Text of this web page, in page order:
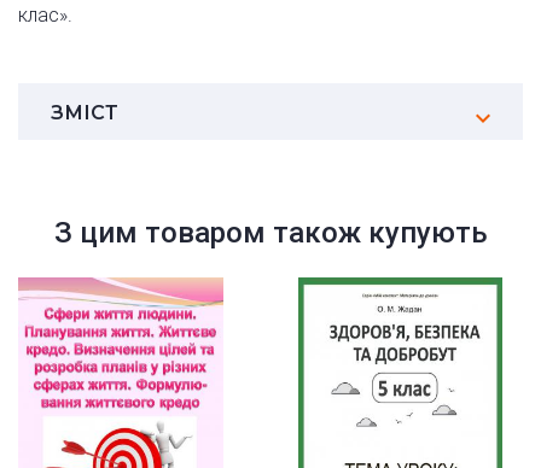
клас».
ЗМІСТ
З цим товаром також купують